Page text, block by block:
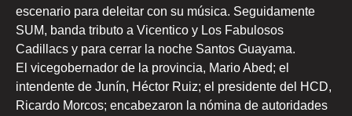
escenario para deleitar con su música. Seguidamente
SUM, banda tributo a Vicentico y Los Fabulosos
Cadillacs y para cerrar la noche Santos Guayama.
El vicegobernador de la provincia, Mario Abed; el
intendente de Junín, Héctor Ruiz; el presidente del HCD,
Ricardo Morcos; encabezaron la nómina de autoridades